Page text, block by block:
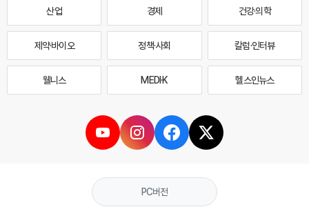
산업 경제 건강·의학
제약·바이오 정책·사회 칼럼·인터뷰
웰니스 MEDI·K 헬스인뉴스
PC버전